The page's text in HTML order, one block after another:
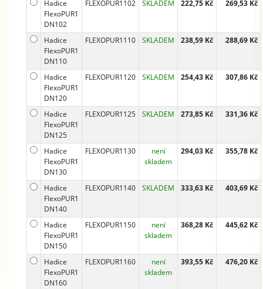
Hadice
FlexoPUR1
DN102
FLEXOPUR1102 SKLADEM 222,75 Kč 269,53 Kč
Hadice
FlexoPUR1
DN110
FLEXOPUR1110 SKLADEM 238,59 Kč 288,69 Kč
Hadice
FlexoPUR1
DN120
FLEXOPUR1120 SKLADEM 254,43 Kč 307,86 Kč
Hadice
FlexoPUR1
DN125
FLEXOPUR1125 SKLADEM 273,85 Kč 331,36 Kč
Hadice
FlexoPUR1
DN130
FLEXOPUR1130
není
skladem
294,03 Kč 355,78 Kč
Hadice
FlexoPUR1
DN140
FLEXOPUR1140 SKLADEM 333,63 Kč 403,69 Kč
Hadice
FlexoPUR1
DN150
FLEXOPUR1150
není
skladem
368,28 Kč 445,62 Kč
Hadice
FlexoPUR1
DN160
FLEXOPUR1160
není
skladem
393,55 Kč 476,20 Kč